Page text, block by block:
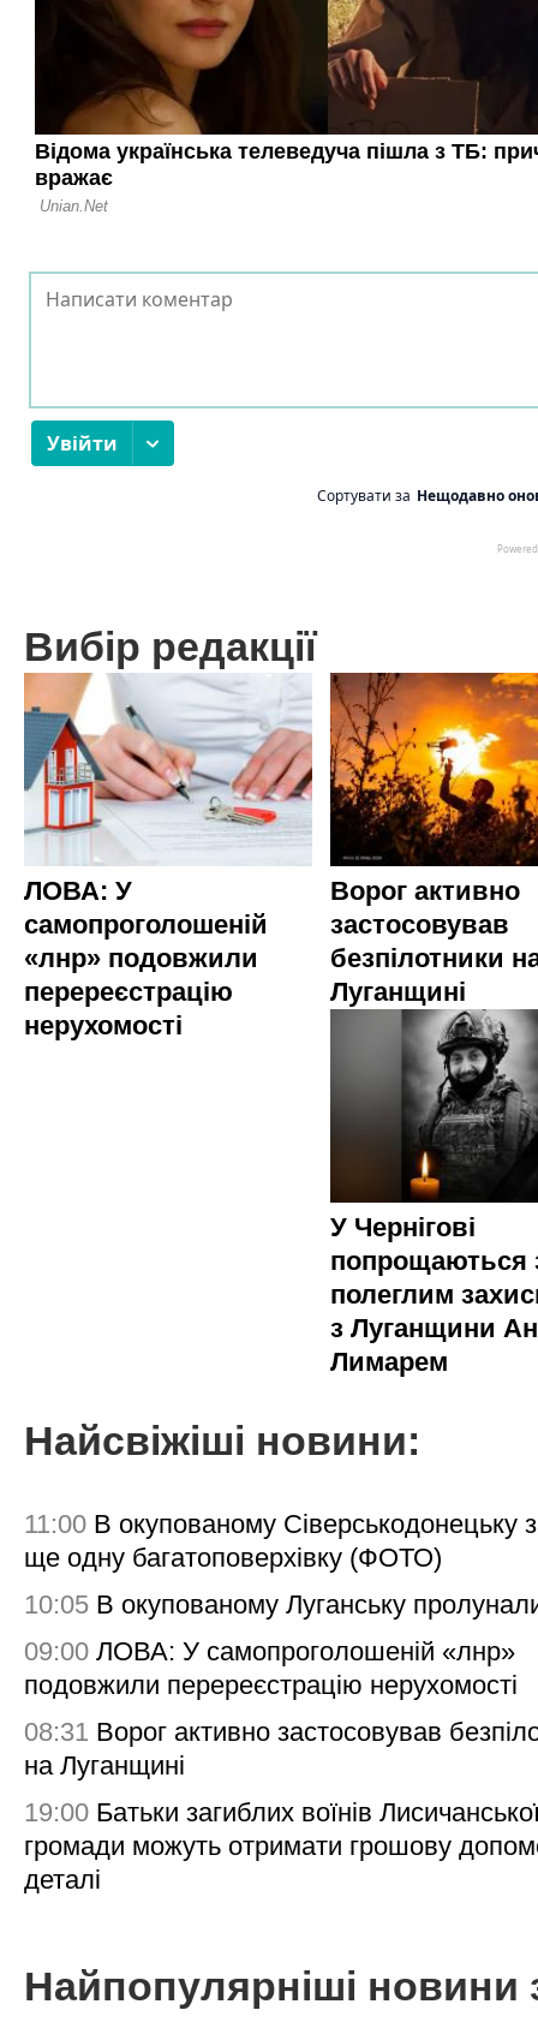
Вибір редакції
ЛОВА: У
самопроголошеній
«лнр» подовжили
перереєстрацію
нерухомості
Ворог активно
застосовував
безпілотники
Луганщині
У Чернігові
попрощаються
полеглим
з Луганщини
Лимарем
Найсвіжіші новини:
11:00 В окупованому Сіверськодонецьку
ще одну багатоповерхівку (ФОТО)
10:05 В окупованому Луганську
09:00 ЛОВА: У самопроголошеній «лнр»
подовжили перереєстрацію нерухомості
08:31 Ворог активно застосовував
на Луганщині
19:00 Батьки загиблих воїнів
громади можуть отримати грошову
деталі
Найпопулярніші новини